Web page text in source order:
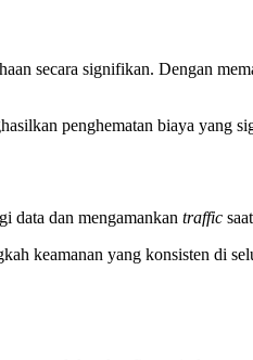
secara signifikan. Dengan
penghematan biaya yang
data dan mengamankan traffic
keamanan yang konsisten di